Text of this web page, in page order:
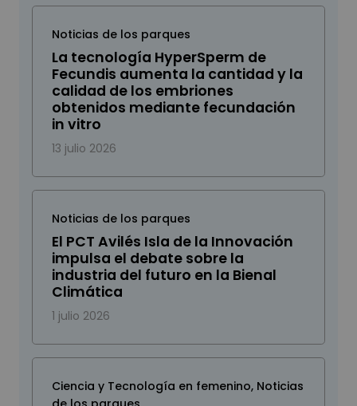
Noticias de los parques
La tecnología HyperSperm de
Fecundis aumenta la cantidad y la
calidad de los embriones
obtenidos mediante fecundación
in vitro
13 julio 2026
Noticias de los parques
El PCT Avilés Isla de la Innovación
impulsa el debate sobre la
industria del futuro en la Bienal
Climática
1 julio 2026
Ciencia y Tecnología en femenino, Noticias